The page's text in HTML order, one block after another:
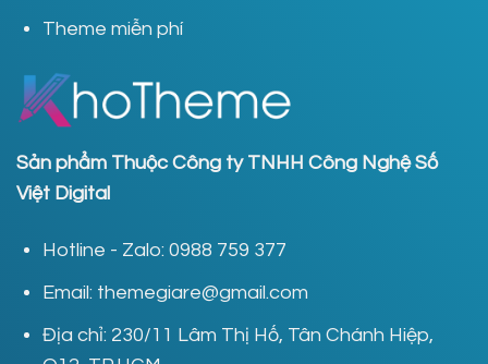
Theme miễn phí
Sản phẩm Thuộc Công ty TNHH Công Nghệ Số
Việt Digital
Hotline - Zalo: 0988 759 377
Email: themegiare@gmail.com
Địa chỉ: 230/11 Lâm Thị Hố, Tân Chánh Hiệp,